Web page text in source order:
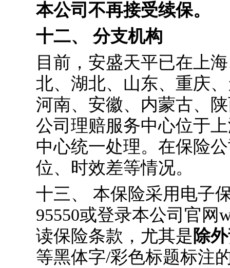
本公司不再接受续保。
十二、 分支机构
目前，安盛天平已在上
北、湖北、山东、重庆
河南、安徽、内蒙古、
公司理赔服务中心位于
中心统一处理。在保险
位、时效差等情况。
十三、 本保险采用电子
95550或登录本公司官网
读保险条款，尤其是 除
等黑体字/彩色标题标注